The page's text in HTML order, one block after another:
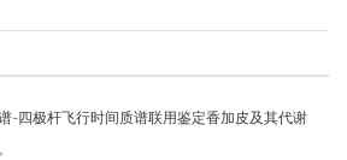
-四极杆飞行时间质谱联用鉴定香加皮及其代谢